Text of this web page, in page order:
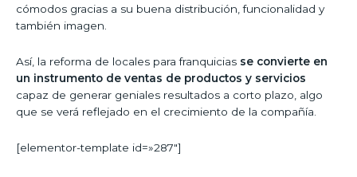
cómodos gracias a su buena distribución, funcionalidad y
también imagen.
Así, la reforma de locales para franquicias se convierte en
un instrumento de ventas de productos y servicios
capaz de generar geniales resultados a corto plazo, algo
que se verá reflejado en el crecimiento de la compañía.
[elementor-template id=»287″]